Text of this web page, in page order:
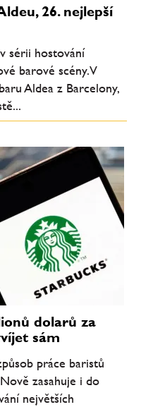
26. nejlepší
sérii hostování
barové scény. V
Aldea z Barcelony,
dolarů za
sám
práce baristů
zasahuje i do
největších